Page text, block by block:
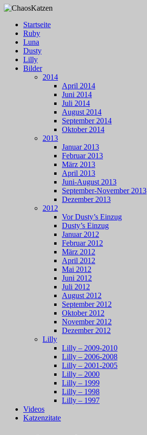
Zum
springen
ChaosKatzen
Einblicke ins Leben unserer Katzen
Menü
Startseite
Ruby
Luna
Dusty
Lilly
Bilder
2014
April 2014
Juni 2014
Juli 2014
August 2014
September 2014
Oktober 2014
2013
Januar 2013
Februar 2013
März 2013
April 2013
Juni-August 2013
September-November 2013
Dezember 2013
2012
Vor Dusty’s Einzug
Dusty’s Einzug
Januar 2012
Februar 2012
März 2012
April 2012
Mai 2012
Juni 2012
Juli 2012
August 2012
September 2012
Oktober 2012
November 2012
Dezember 2012
Lilly
Lilly – 2009-2010
Lilly – 2006-2008
Lilly – 2001-2005
Lilly – 2000
Lilly – 1999
Lilly – 1998
Lilly – 1997
Videos
Katzenzitate